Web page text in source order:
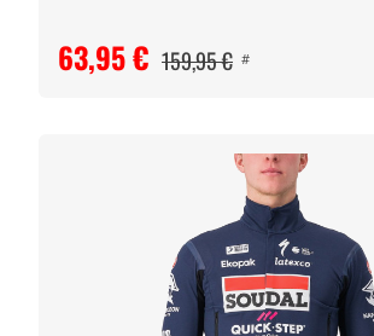
63,95 € 159,95 € #